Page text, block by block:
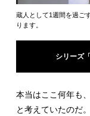
蔵人として1週間を過ご
ります。
シリーズ
本当はここ何年も
と考えていたのだ